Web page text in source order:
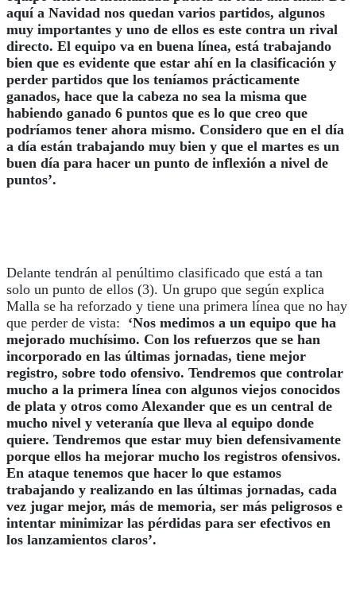
aquí a Navidad nos quedan varios partidos, algunos
muy importantes y uno de ellos es este contra un rival
directo. El equipo va en buena línea, está trabajando
bien que es evidente que estar ahí en la clasificación y
perder partidos que los teníamos prácticamente
ganados, hace que la cabeza no sea la misma que
habiendo ganado 6 puntos que es lo que creo que
podríamos tener ahora mismo. Considero que en el día
a día están trabajando muy bien y que el martes es un
buen día para hacer un punto de inflexión a nivel de
puntos’.
Delante tendrán al penúltimo clasificado que está a tan
solo un punto de ellos (3). Un grupo que según explica
Malla se ha reforzado y tiene una primera línea que no hay
que perder de vista: ‘Nos medimos a un equipo que ha
mejorado muchísimo. Con los refuerzos que se han
incorporado en las últimas jornadas, tiene mejor
registro, sobre todo ofensivo. Tendremos que controlar
mucho a la primera línea con algunos viejos conocidos
de plata y otros como Alexander que es un central de
mucho nivel y veteranía que lleva al equipo donde
quiere. Tendremos que estar muy bien defensivamente
porque ellos ha mejorar mucho los registros ofensivos.
En ataque tenemos que hacer lo que estamos
trabajando y realizando en las últimas jornadas, cada
vez jugar mejor, más de memoria, ser más peligrosos e
intentar minimizar las pérdidas para ser efectivos en
los lanzamientos claros’.